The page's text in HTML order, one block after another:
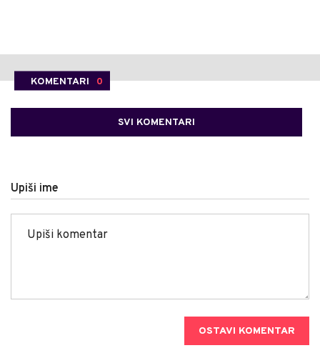
KOMENTARI 0
SVI KOMENTARI
Upiši ime
OSTAVI KOMENTAR